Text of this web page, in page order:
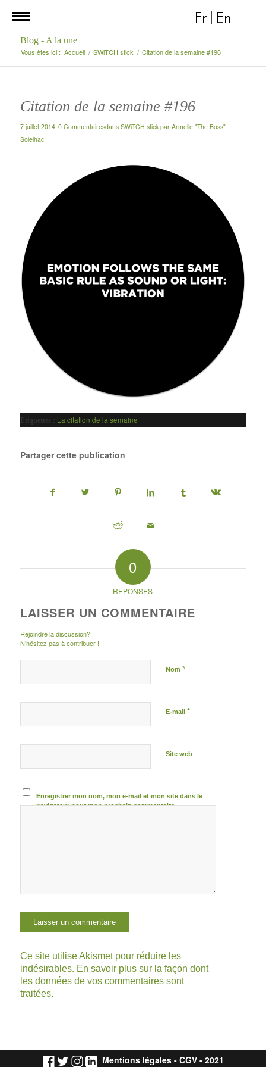
Fr En
Blog - A la une
Vous êtes ici : Accueil / SWiTCH stick / Citation de la semaine #196
Citation de la semaine #196
7 juillet 2014 0 Commentairesdans SWiTCH stick par Armelle "The Boss"
Solelhac
Etiquettes : La citation de la semaine
Partager cette publication
0
RÉPONSES
LAISSER UN COMMENTAIRE
Rejoindre la discussion?
N’hésitez pas à contribuer !
Nom *
E-mail *
Site web
Enregistrer mon nom, mon e-mail et mon site dans le
navigateur pour mon prochain commentaire.
Ce site utilise Akismet pour réduire les
indésirables. En savoir plus sur la façon dont
les données de vos commentaires sont
traitées.
Mentions légales- CGV- 2021